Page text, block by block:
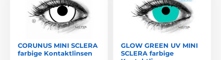
CORUNUS MINI SCLERA
farbige Kontaktlinsen
GLOW GREEN UV MINI
SCLERA farbige